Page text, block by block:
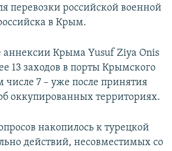
перевозки российской военной
в Крым.
аннексии Крыма Yusuf Ziya Onis
13 заходов в порты Крымского
числе 7 – уже после принятия
оккупированных территориях.
накопилось к турецкой
действий, несовместимых со